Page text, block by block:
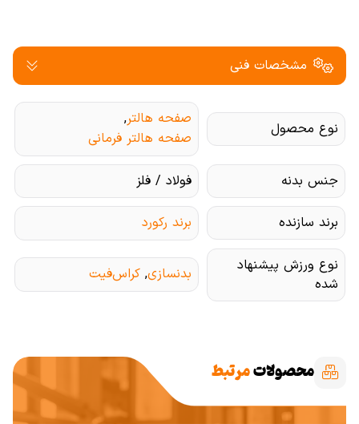
مشخصات فنی
نوع محصول
صفحه هالتر,
صفحه هالتر فرمانی
جنس بدنه فولاد / فلز
برند سازنده برند رکورد
نوع ورزش پیشنهاد
شده
بدنسازی, کراس‌فیت
محصولاتمرتبط